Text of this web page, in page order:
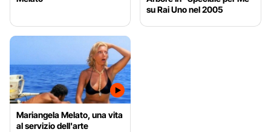
su Rai Uno nel 2005
Mariangela Melato, una vita
al servizio dell'arte